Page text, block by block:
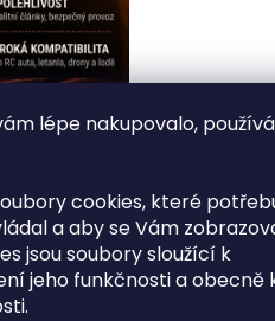
lépe nakupovalo,
cookies, které
a aby se Vám
jsou soubory sloužící k
jeho funkčnosti a obecně
a dalších RC modelů.
NANO TechTurnigy.